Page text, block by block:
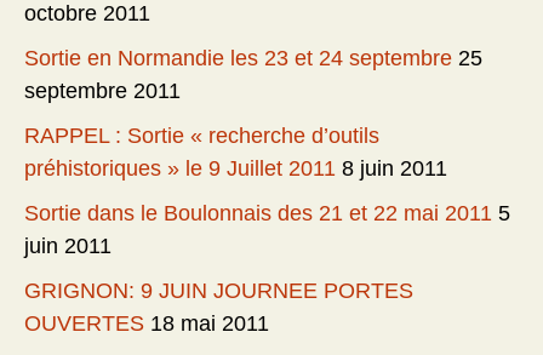
octobre 2011
Sortie en Normandie les 23 et 24 septembre 25
septembre 2011
RAPPEL : Sortie « recherche d’outils
préhistoriques » le 9 Juillet 2011 8 juin 2011
Sortie dans le Boulonnais des 21 et 22 mai 2011 5
juin 2011
GRIGNON: 9 JUIN JOURNEE PORTES
OUVERTES 18 mai 2011